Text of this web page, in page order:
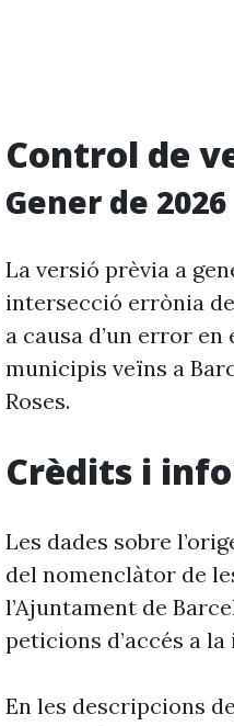
Control de
Gener de 2026
La versió prèvia a
intersecció errònia
a causa d’un error
municipis veïns a
Roses.
Crèdits i
Les dades sobre
del nomenclàtor de
l’Ajuntament de
peticions d’accés a
En les descripcions